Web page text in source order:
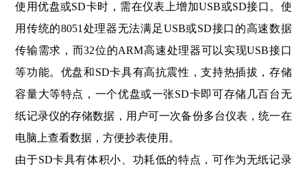
使用优盘或SD卡时，需在仪表上增加USB或SD接口。使
用传统的8051处理器无法满足USB或SD接口的高速数据
传输需求，而32位的ARM高速处理器可以实现USB接口
等功能。优盘和SD卡具有高抗震性，支持热插拔，存储
容量大等特点，一个优盘或一张SD卡即可存储几百台无
纸记录仪的存储数据，用户可一次备份多台仪表，统一在
电脑上查看数据，方便抄表使用。
由于SD卡具有体积小、功耗低的特点，可作为无纸记录